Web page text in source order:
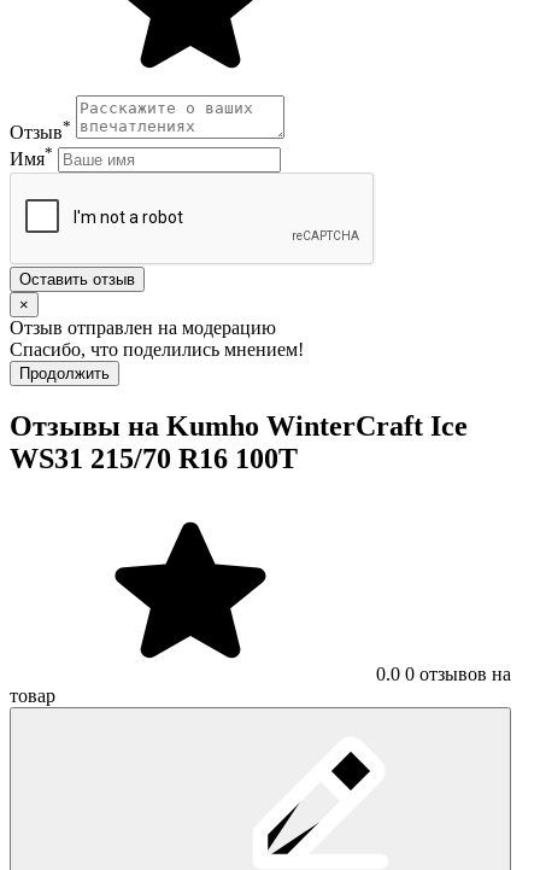
Отзыв*
Имя*
Оставить отзыв
×
Отзыв отправлен на модерацию
Спасибо, что поделились мнением!
Продолжить
Отзывы на Kumho WinterCraft Ice
WS31 215/70 R16 100T
0.0 0 отзывов на
товар